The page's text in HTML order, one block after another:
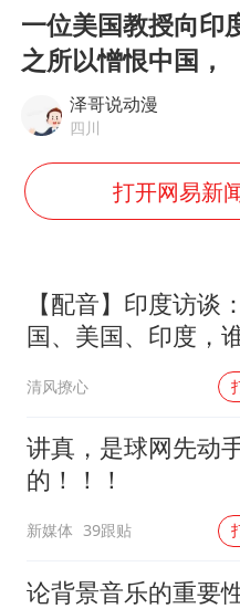
老中
38岁
美股
欧
一位美国教授向印
之所以憎恨中国，
泽哥说动漫
四川
打开网易新
【配音】印度访谈
国、美国、印度，
清风撩心
讲真，是球网先动
的！！！
新媒体 39跟贴
论背景音乐的重要